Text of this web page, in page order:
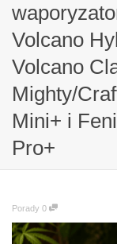
Volcano
Volcano
Mighty/
Mini+ i
Pro+
Porady 0